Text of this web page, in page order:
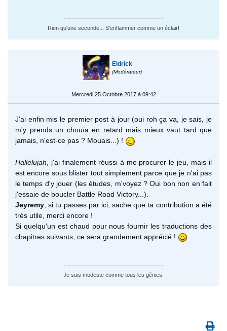
Rien qu'une seconde... S'enflammer comme un éclair!
Eldrick
(Modérateur)
Mercredi 25 Octobre 2017 à 09:42
J'ai enfin mis le premier post à jour (oui roh ça va, je sais, je
m'y prends un chouïa en retard mais mieux vaut tard que
jamais, n'est-ce pas ? Mouais...) !
Hallelujah , j'ai finalement réussi à me procurer le jeu, mais il
est encore sous blister tout simplement parce que je n'ai pas
le temps d'y jouer (les études, m'voyez ? Oui bon non en fait
j'essaie de boucler Battle Road Victory...).
Jeyremy , si tu passes par ici, sache que ta contribution a été
très utile, merci encore !
Si quelqu'un est chaud pour nous fournir les traductions des
chapitres suivants, ce sera grandement apprécié !
Je suis modeste comme tous les génies.